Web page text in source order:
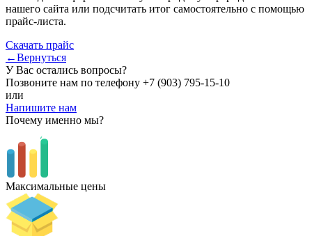
нашего сайта или подсчитать итог самостоятельно с помощью
прайс-листа.
Скачать прайс
←Вернуться
У Вас остались вопросы?
Позвоните нам по телефону +7 (903) 795-15-10
или
Напишите нам
Почему именно мы?
Максимальные цены